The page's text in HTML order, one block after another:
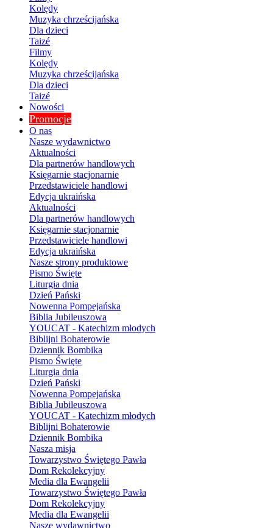
Kolędy
Muzyka chrześcijańska
Dla dzieci
Taizé
Filmy
Kolędy
Muzyka chrześcijańska
Dla dzieci
Taizé
Nowości
Promocje
O nas
Nasze wydawnictwo
Aktualności
Dla partnerów handlowych
Księgarnie stacjonarnie
Przedstawiciele handlowi
Edycja ukraińska
Aktualności
Dla partnerów handlowych
Księgarnie stacjonarnie
Przedstawiciele handlowi
Edycja ukraińska
Nasze strony produktowe
Pismo Święte
Liturgia dnia
Dzień Pański
Nowenna Pompejańska
Biblia Jubileuszowa
YOUCAT - Katechizm młodych
Biblijni Bohaterowie
Dziennik Bombika
Pismo Święte
Liturgia dnia
Dzień Pański
Nowenna Pompejańska
Biblia Jubileuszowa
YOUCAT - Katechizm młodych
Biblijni Bohaterowie
Dziennik Bombika
Nasza misja
Towarzystwo Świętego Pawła
Dom Rekolekcyjny
Media dla Ewangelii
Towarzystwo Świętego Pawła
Dom Rekolekcyjny
Media dla Ewangelii
Nasze wydawnictwo